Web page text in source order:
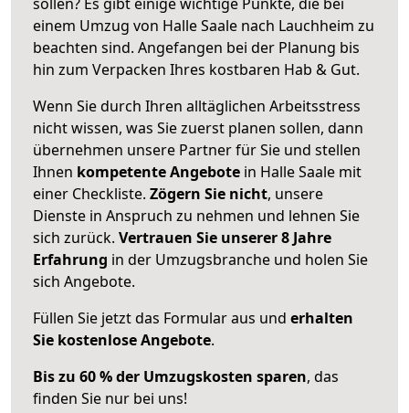
einem Umzug von Halle Saale nach Lauchheim zu
beachten sind. Angefangen bei der Planung bis
hin zum Verpacken Ihres kostbaren Hab & Gut.
Wenn Sie durch Ihren alltäglichen Arbeitsstress
nicht wissen, was Sie zuerst planen sollen, dann
übernehmen unsere Partner für Sie und stellen
Ihnen kompetente Angebote in Halle Saale mit
einer Checkliste. Zögern Sie nicht, unsere
Dienste in Anspruch zu nehmen und lehnen Sie
sich zurück. Vertrauen Sie unserer 8 Jahre
Erfahrung in der Umzugsbranche und holen Sie
sich Angebote.
Füllen Sie jetzt das Formular aus und erhalten
Sie kostenlose Angebote.
Bis zu 60 % der Umzugskosten sparen, das
finden Sie nur bei uns!